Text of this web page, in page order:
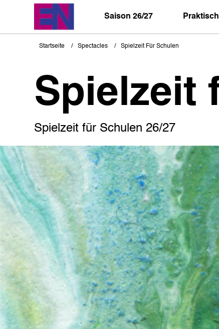
Saison 26/27
Pfadnavigation
Startseite Spectacles Spielzeit Für Schulen
Spielzeit
Spielzeit für Schulen 26/27